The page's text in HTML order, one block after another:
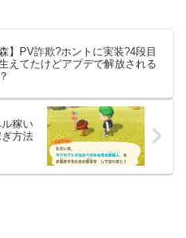
森】PV詐欺?ホントに実装?4段目
えてたけどアプデで解放される
ル稼い
方法